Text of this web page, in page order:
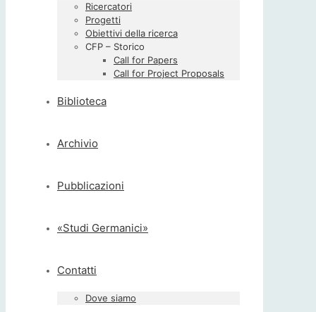
Ricercatori
Progetti
Obiettivi della ricerca
CFP – Storico
Call for Papers
Call for Project Proposals
Biblioteca
Archivio
Pubblicazioni
«Studi Germanici»
Contatti
Dove siamo